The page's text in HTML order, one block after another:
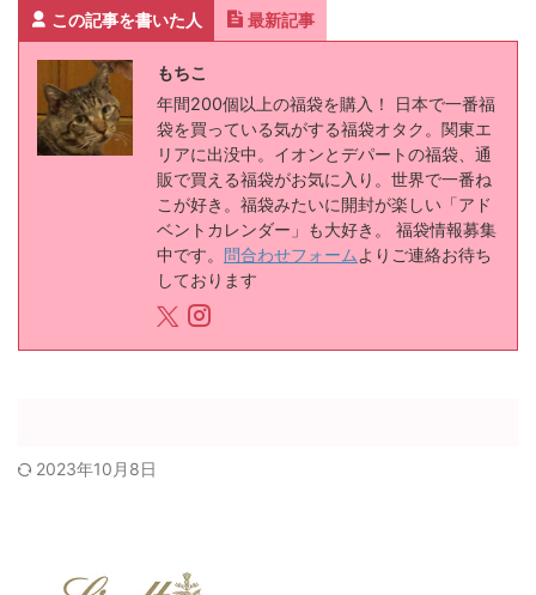
この記事を書いた人 最新記事
もちこ
年間200個以上の福袋を購入！ 日本で一番福
袋を買っている気がする福袋オタク。関東エ
リアに出没中。イオンとデパートの福袋、通
販で買える福袋がお気に入り。世界で一番ね
こが好き。福袋みたいに開封が楽しい「アド
ベントカレンダー」も大好き。 福袋情報募集
中です。 問合わせフォーム よりご連絡お待ち
しております
2023年10月8日